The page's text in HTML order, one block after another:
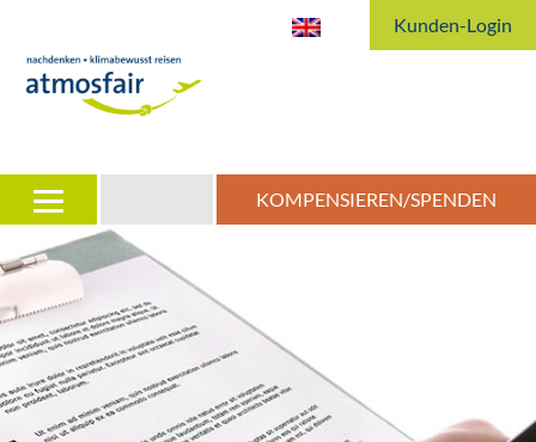
Kunden-Login
KOMPENSIEREN/SPENDEN